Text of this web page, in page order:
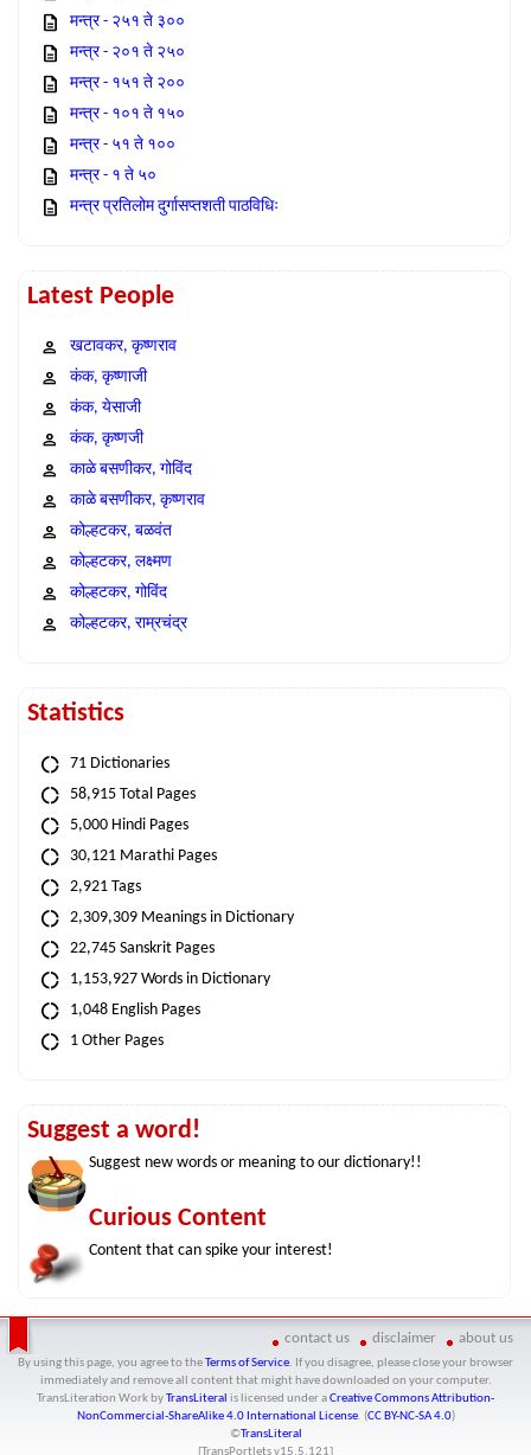
मन्त्र - २५१ ते ३००
मन्त्र - २०१ ते २५०
मन्त्र - १५१ ते २००
मन्त्र - १०१ ते १५०
मन्त्र - ५१ ते १००
मन्त्र - १ ते ५०
मन्त्र प्रतिलोम दुर्गासप्तशती पाठविधिः
Latest People
खटावकर, कृष्णराव
कंक, कृष्णाजी
कंक, येसाजी
कंक, कृष्णजी
काळे बसणीकर, गोविंद
काळे बसणीकर, कृष्णराव
कोल्हटकर, बळवंत
कोल्हटकर, लक्ष्मण
कोल्हटकर, गोविंद
कोल्हटकर, राम्रचंद्र
Statistics
71 Dictionaries
58,915 Total Pages
5,000 Hindi Pages
30,121 Marathi Pages
2,921 Tags
2,309,309 Meanings in Dictionary
22,745 Sanskrit Pages
1,153,927 Words in Dictionary
1,048 English Pages
1 Other Pages
Suggest a word!
Suggest new words or meaning to our dictionary!!
Curious Content
Content that can spike your interest!
contact us disclaimer about us
By using this page, you agree to the Terms of Service. If you disagree, please close your browser
immediately and remove all content that might have downloaded on your computer.
TransLiteration Workby TransLiteral is licensed under aCreative Commons Attribution-
NonCommercial-ShareAlike 4.0 International License. (CC BY-NC-SA 4.0)
©TransLiteral